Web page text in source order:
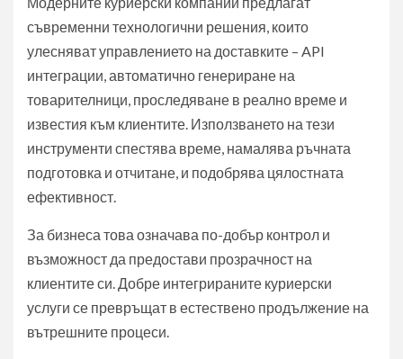
съвременни технологични решения, които
улесняват управлението на доставките – API
интеграции, автоматично генериране на
товарителници, проследяване в реално време и
известия към клиентите. Използването на тези
инструменти спестява време, намалява ръчната
подготовка и отчитане, и подобрява цялостната
ефективност.
За бизнеса това означава по-добър контрол и
възможност да предостави прозрачност на
клиентите си. Добре интегрираните куриерски
услуги се превръщат в естествено продължение на
вътрешните процеси.